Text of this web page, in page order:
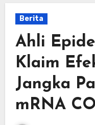
Berita
Ahli
Klaim
Jangka
mRNA